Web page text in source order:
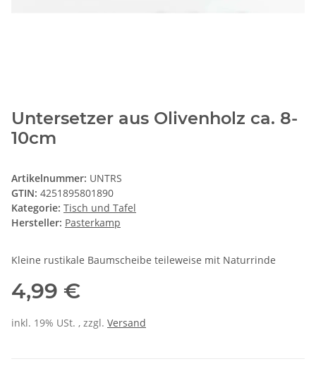
Untersetzer aus Olivenholz ca. 8-
10cm
Artikelnummer: UNTRS
GTIN: 4251895801890
Kategorie: Tisch und Tafel
Hersteller: Pasterkamp
Kleine rustikale Baumscheibe teileweise mit Naturrinde
4,99 €
inkl. 19% USt. , zzgl. Versand